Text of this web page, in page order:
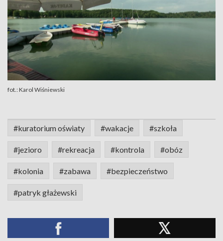
fot.: Karol Wiśniewski
#kuratorium oświaty #wakacje #szkoła
#jezioro #rekreacja #kontrola #obóz
#kolonia #zabawa #bezpieczeństwo
#patryk głażewski